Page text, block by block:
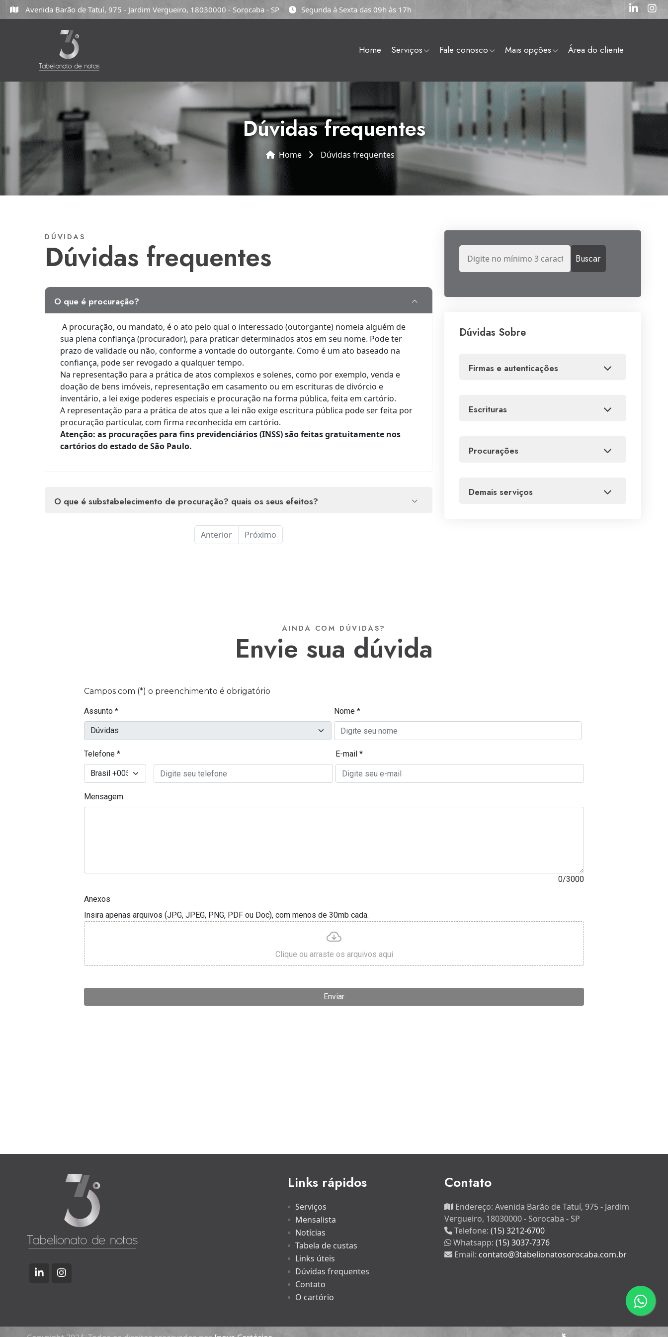
Avenida Barão de Tatuí, 975 - Jardim Vergueiro, 18030000 - Sorocaba - SP Segunda à Sexta das 09h às 17h
home serviços fale conosco mais opções área do cliente
dúvidas frequentes
Home dúvidas frequentes
DÚVIDAS
dúvidas frequentes
o que é procuração?
A procuração, ou mandato, é o ato pelo qual o interessado (outorgante) nomeia alguém de
sua plena confiança (procurador), para praticar determinados atos em seu nome. Pode ter
prazo de validade ou não, conforme a vontade do outorgante. Como é um ato baseado na
confiança, pode ser revogado a qualquer tempo.
Na representação para a prática de atos complexos e solenes, como por exemplo, venda e
doação de bens imóveis, representação em casamento ou em escrituras de divórcio e
inventário, a lei exige poderes especiais e procuração na forma pública, feita em cartório.
A representação para a prática de atos que a lei não exige escritura pública pode ser feita por
procuração particular, com firma reconhecida em cartório.
Atenção: as procurações para fins previdenciários (INSS) são feitas gratuitamente nos
cartórios do estado de São Paulo.
o que é substabelecimento de procuração? quais os seus efeitos?
Anterior Próximo
Dúvidas Sobre
firmas e autenticações
escrituras
procurações
demais serviços
AINDA COM DÚVIDAS?
envie sua dúvida
Links rápidos
Serviços
Mensalista
Notícias
Tabela de custas
Links úteis
Dúvidas frequentes
Contato
O cartório
Contato
Endereço: Avenida Barão de Tatuí, 975 - Jardim
Vergueiro, 18030000 - Sorocaba - SP
Telefone: (15) 3212-6700
Whatsapp: (15) 3037-7376
Email: contato@3tabelionatosorocaba.com.br